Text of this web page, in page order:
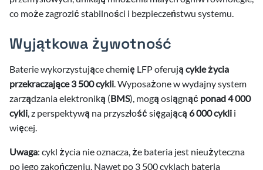
co może zagrozić stabilności i bezpieczeństwu systemu.
Wyjątkowa żywotność
Baterie wykorzystujące chemię LFP oferują cykle życia
przekraczające 3 500 cykli. Wyposażone w wydajny system
zarządzania elektroniką (BMS), mogą osiągnąć ponad 4 000
cykli, z perspektywą na przyszłość sięgającą 6 000 cykli i
więcej.
Uwaga: cykl życia nie oznacza, że bateria jest nieużyteczna
po jego zakończeniu. Nawet po 3 500 cyklach bateria